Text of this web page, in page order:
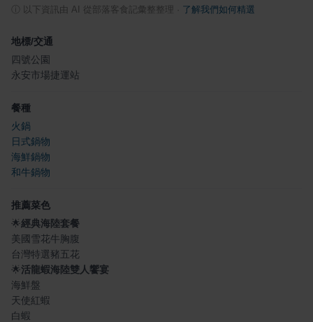
ⓘ 以下資訊由 AI 從部落客食記彙整整理 了解我們如何精選
地標/交通
四號公園
永安市場捷運站
餐種
火鍋
日式鍋物
海鮮鍋物
和牛鍋物
推薦菜色
🌟經典海陸套餐
美國雪花牛胸腹
台灣特選豬五花
🌟活龍蝦海陸雙人饗宴
海鮮盤
天使紅蝦
白蝦